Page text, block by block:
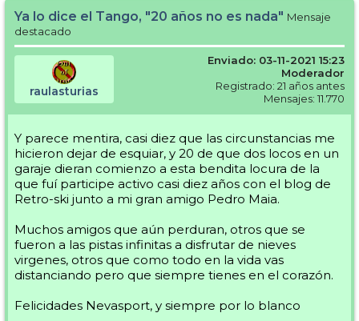
Ya lo dice el Tango, "20 años no es nada" Mensaje
destacado
raulasturias
Enviado: 03-11-2021 15:23
Moderador
Registrado: 21 años antes
Mensajes: 11.770
Y parece mentira, casi diez que las circunstancias me
hicieron dejar de esquiar, y 20 de que dos locos en un
garaje dieran comienzo a esta bendita locura de la
que fuí participe activo casi diez años con el blog de
Retro-ski junto a mi gran amigo Pedro Maia.
Muchos amigos que aún perduran, otros que se
fueron a las pistas infinitas a disfrutar de nieves
virgenes, otros que como todo en la vida vas
distanciando pero que siempre tienes en el corazón.
Felicidades Nevasport, y siempre por lo blanco